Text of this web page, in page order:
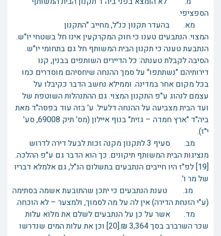
הספציפי.
מא. בהעדר תקנון כנ"ל, מחייב "התקנון
המצוי. הנתבעים טענו כי חוק המקרקעין אינו חל בשטחי יו"ש.
הנתבעת טענה כי תקנון הבית המשותף חל גם בתחומי יו"ש.
הסיבה לקבלת טענתה: כל הדיירים השותפים בבנין, קנו
דירותיהם "נשתתפו" על סמך ההנחה שיחסיהם מוסדרים כמו
בכל מקום אחר במדינה. וממילא נחשב הדבר כקיבלו על
עצמם לנהוג ע"פ התקנון המצוי. גם ההתנהלות השוטפת של
ועד הבית מצביעה על ההנחה דלעיל. ע' בזה עוד בפסה"ד מאת
ביה"ד "ארץ חמדה – גזית" בנוף איילון (מס' תיק 69008, סע'
י"ז).
מב. סעיף 3 לתקנון מקנה זכות לבעל דירה לדרוש
מנציגות הבית המשותף תיקונים. כך הוא הדבר גם ע"פ ההלכה.
[19] לפ"ז היו חייבים הנתבעים בתשלום הנ"ל, גם אלמלא דבריו
של מר ו'.
מג. טענת הנתבעים כי יתכן שהתובעת אשמה בסתימה
(ע"י הזנחת הדירה) אין לה על מה לסמוך, ולמצער – לא הוכחה.
מד. אשר על כן על הנתבעים לשלם את מלוא עלות
שכר השרברב בסך 3,364 ₪.[20] וכן את עלות המים שנדרשו